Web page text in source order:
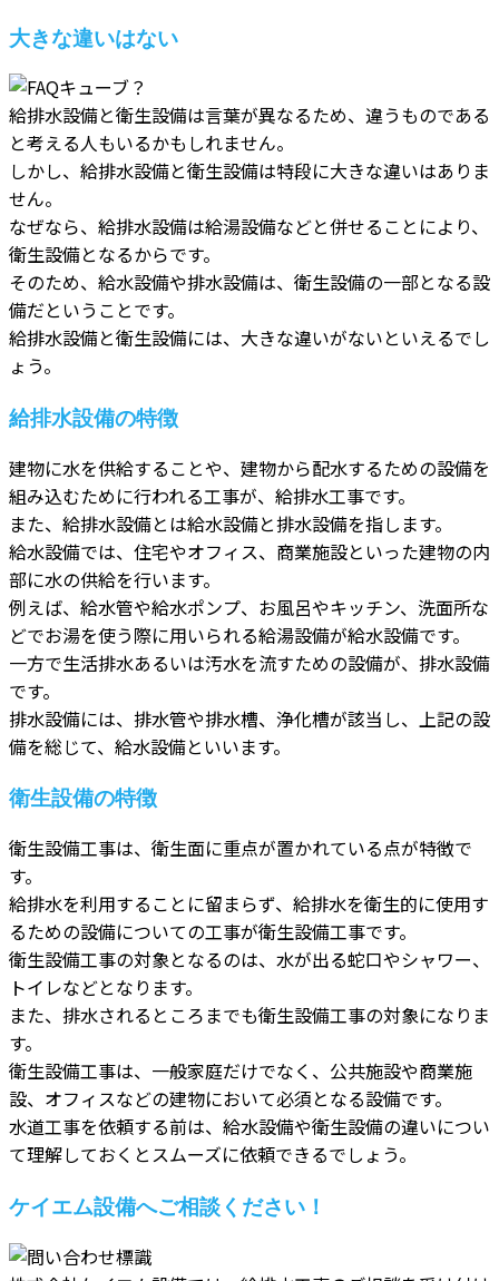
大きな違いはない
給排水設備と衛生設備は言葉が異なるため、違うものである
と考える人もいるかもしれません。
しかし、給排水設備と衛生設備は特段に大きな違いはありま
せん。
なぜなら、給排水設備は給湯設備などと併せることにより、
衛生設備となるからです。
そのため、給水設備や排水設備は、衛生設備の一部となる設
備だということです。
給排水設備と衛生設備には、大きな違いがないといえるでし
ょう。
給排水設備の特徴
建物に水を供給することや、建物から配水するための設備を
組み込むために行われる工事が、給排水工事です。
また、給排水設備とは給水設備と排水設備を指します。
給水設備では、住宅やオフィス、商業施設といった建物の内
部に水の供給を行います。
例えば、給水管や給水ポンプ、お風呂やキッチン、洗面所な
どでお湯を使う際に用いられる給湯設備が給水設備です。
一方で生活排水あるいは汚水を流すための設備が、排水設備
です。
排水設備には、排水管や排水槽、浄化槽が該当し、上記の設
備を総じて、給水設備といいます。
衛生設備の特徴
衛生設備工事は、衛生面に重点が置かれている点が特徴で
す。
給排水を利用することに留まらず、給排水を衛生的に使用す
るための設備についての工事が衛生設備工事です。
衛生設備工事の対象となるのは、水が出る蛇口やシャワー、
トイレなどとなります。
また、排水されるところまでも衛生設備工事の対象になりま
す。
衛生設備工事は、一般家庭だけでなく、公共施設や商業施
設、オフィスなどの建物において必須となる設備です。
水道工事を依頼する前は、給水設備や衛生設備の違いについ
て理解しておくとスムーズに依頼できるでしょう。
ケイエム設備へご相談ください！